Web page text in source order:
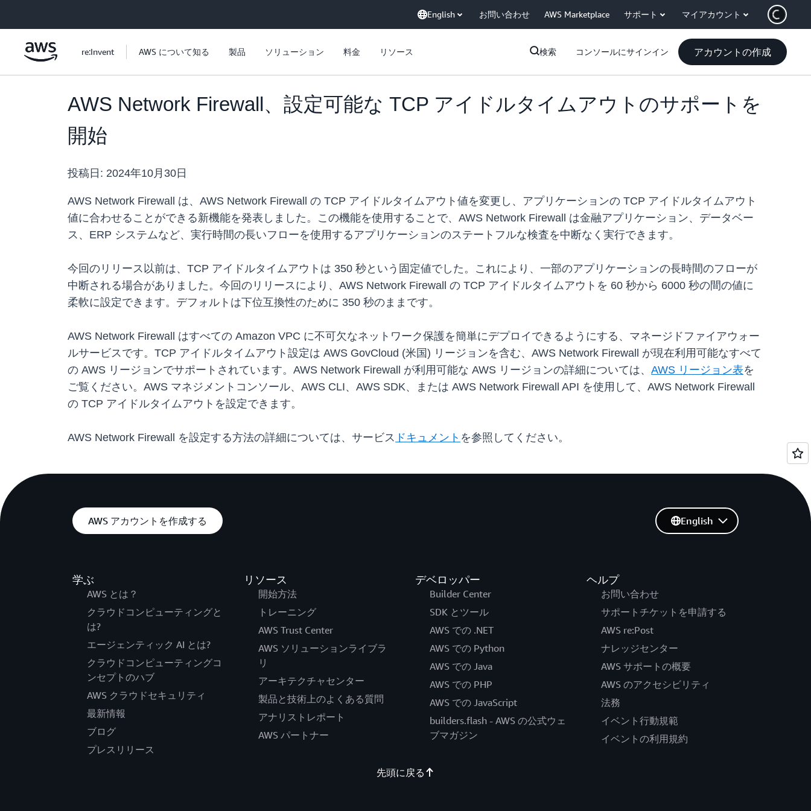
English お問い合わせ AWS Marketplace サポート マイアカウント
re:Invent AWS について知る 製品 ソリューション 料金 リソース 検索 コンソールにサインイン アカウントの作成
AWS Network Firewall、設定可能な TCP アイドルタイムアウトのサポートを
開始
投稿日: 2024年10月30日
AWS Network Firewall は、AWS Network Firewall の TCP アイドルタイムアウト値を変更し、アプリケーションの TCP アイドルタイムアウト
値に合わせることができる新機能を発表しました。この機能を使用することで、AWS Network Firewall は金融アプリケーション、データベー
ス、ERP システムなど、実行時間の長いフローを使用するアプリケーションのステートフルな検査を中断なく実行できます。
今回のリリース以前は、TCP アイドルタイムアウトは 350 秒という固定値でした。これにより、一部のアプリケーションの長時間のフローが
中断される場合がありました。今回のリリースにより、AWS Network Firewall の TCP アイドルタイムアウトを 60 秒から 6000 秒の間の値に
柔軟に設定できます。デフォルトは下位互換性のために 350 秒のままです。
AWS Network Firewall はすべての Amazon VPC に不可欠なネットワーク保護を簡単にデプロイできるようにする、マネージドファイアウォー
ルサービスです。TCP アイドルタイムアウト設定は AWS GovCloud (米国) リージョンを含む、AWS Network Firewall が現在利用可能なすべて
の AWS リージョンでサポートされています。AWS Network Firewall が利用可能な AWS リージョンの詳細については、 AWS リージョン表を
ご覧ください。AWS マネジメントコンソール、AWS CLI、AWS SDK、または AWS Network Firewall API を使用して、AWS Network Firewall
の TCP アイドルタイムアウトを設定できます。
AWS Network Firewall を設定する方法の詳細については、サービス ドキュメント を参照してください。
AWS アカウントを作成する
学ぶ
AWS とは？
クラウドコンピューティングと
は?
エージェンティック AI とは?
クラウドコンピューティングコ
ンセプトのハブ
AWS クラウドセキュリティ
最新情報
ブログ
プレスリリース
リソース
開始方法
トレーニング
AWS Trust Center
AWS ソリューションライブラ
リ
アーキテクチャセンター
製品と技術上のよくある質問
アナリストレポート
AWS パートナー
デベロッパー
Builder Center
SDK とツール
AWS での .NET
AWS での Python
AWS での Java
AWS での PHP
AWS での JavaScript
builders.flash - AWS の公式ウェ
ブマガジン
ヘルプ
お問い合わせ
サポートチケットを申請する
AWS re:Post
ナレッジセンター
AWS サポートの概要
AWS のアクセシビリティ
法務
イベント行動規範
イベントの利用規約
English
先頭に戻る